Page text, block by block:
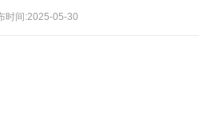
时间:2025-05-30